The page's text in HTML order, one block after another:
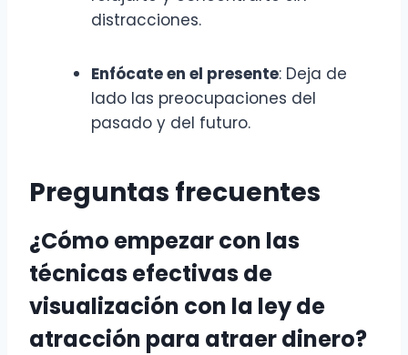
distracciones.
Enfócate en el presente: Deja de
lado las preocupaciones del
pasado y del futuro.
Preguntas frecuentes
¿Cómo empezar con las
técnicas efectivas de
visualización con la ley de
atracción para atraer dinero?